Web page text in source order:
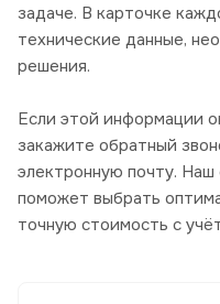
задаче. В карточке
технические данные,
решения.
Если этой информации
закажите обратный
электронную почту. Наш
поможет выбрать
точную стоимость с